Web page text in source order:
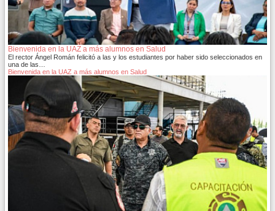
Bienvenida en la UAZ a más alumnos en Salud
El rector Ángel Román felicitó a las y los estudiantes por haber sido seleccionados en
una de las…
Bienvenida en la UAZ a más alumnos en Salud